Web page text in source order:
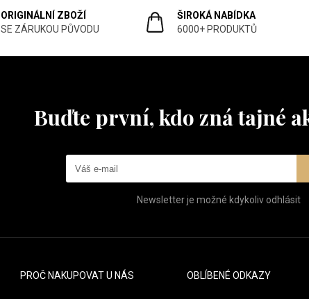
ORIGINÁLNÍ ZBOŽÍ
SE ZÁRUKOU PŮVODU
ŠIROKÁ NABÍDKA
6000+ PRODUKTŮ
Buďte první, kdo zná tajné
Newsletter je možné kdykoliv odhlásit
PROČ NAKUPOVAT U NÁS OBLÍBENÉ ODKAZY